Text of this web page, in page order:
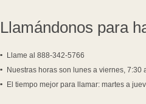
Llamándonos para
Llame al 888-342-5766
Nuestras horas son lunes a viernes, 7:30
El tiempo mejor para llamar: martes a